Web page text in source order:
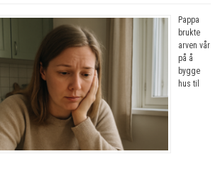
Pappa
brukte
arven vår
på å
bygge
hus til